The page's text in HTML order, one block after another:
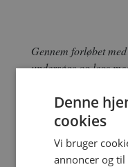
Gennem forløbet
undersøge og lege
Det var utrolig
til en tekst at være
hvad det kan give at
Denne
cookies
Vi bruger
annoncer og til